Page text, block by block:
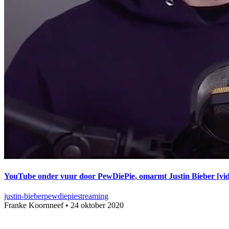
YouTube onder vuur door PewDiePie, omarmt Justin Bieber
justin-bieberpewdiepiestreaming
Franke Koornneef• 24 oktober 2020